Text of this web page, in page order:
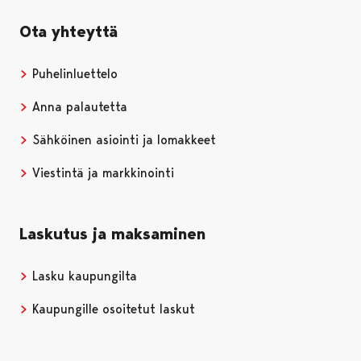
Ota yhteyttä
Puhelinluettelo
Anna palautetta
Sähköinen asiointi ja lomakkeet
Viestintä ja markkinointi
Laskutus ja maksaminen
Lasku kaupungilta
Kaupungille osoitetut laskut